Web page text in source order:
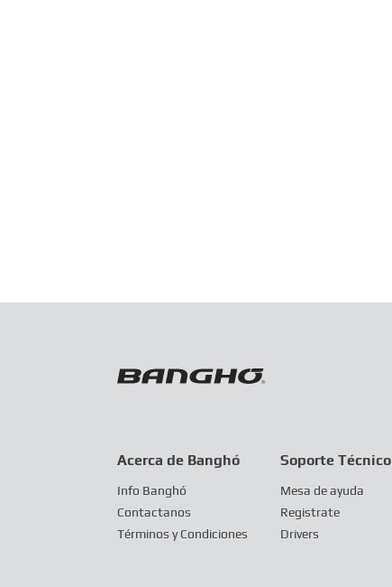
Acerca de Banghó
Info Banghó
Contactanos
Términos y Condiciones
Soporte Técnico
Mesa de ayuda
Registrate
Drivers